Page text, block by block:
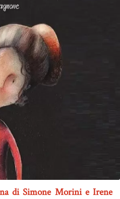
di Simone Morini e Irene